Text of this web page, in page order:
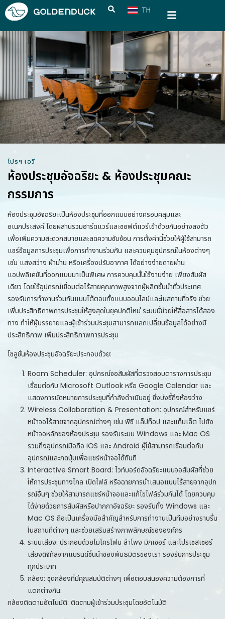
TH
CN
โปรฯ เอวี
ห้องประชุมอัจฉริยะ & ห้องประชุมคณะ
กรรมการ
ห้องประชุมอัจฉริยะเป็นห้องประชุมที่ออกแบบอย่างครอบคลุมและ
อเนกประสงค์ โดยผสานรวมฮาร์ดแวร์และซอฟต์แวร์เข้าด้วยกันอย่างลงตัว
เพื่อเพิ่มความสะดวกสบายและลดความซับซ้อน การตั้งค่านี้ช่วยให้ผู้ใช้สามารถ
แชร์ข้อมูลการประชุมเพื่อการทำงานร่วมกัน และควบคุมอุปกรณ์ในห้องต่างๆ
เช่น แสงสว่าง ผ้าม่าน หรือเครื่องปรับอากาศ ได้อย่างง่ายดายผ่าน
แอปพลิเคชันที่ออกแบบมาเป็นพิเศษ การควบคุมนั้นใช้งานง่าย เพียงสัมผัส
เดียว โดยใช้อุปกรณ์เชื่อมต่อไร้สายคุณภาพสูงจากผู้ผลิตชั้นนำทั่วประเทศ
รองรับการทำงานร่วมกันแบบโต้ตอบทั้งแบบออนไลน์และในสถานที่จริง ช่วย
เพิ่มประสิทธิภาพการประชุมให้สูงสุดในยุคปกติใหม่ ระบบนี้ช่วยให้สื่อสารได้สอง
ทาง ทำให้ผู้บรรยายและผู้เข้าร่วมประชุมสามารถแลกเปลี่ยนข้อมูลได้อย่างมี
ประสิทธิภาพ เพิ่มประสิทธิภาพการประชุม
โซลูชั่นห้องประชุมอัจฉริยะประกอบด้วย:
Room Scheduler: อุปกรณ์จอสัมผัสที่ตรวจสอบตารางการประชุม
เชื่อมต่อกับ Microsoft Outlook หรือ Google Calendar และ
แสดงการนัดหมายการประชุมที่กำลังดำเนินอยู่ ซึ่งบ่งชี้ถึงห้องว่าง
Wireless Collaboration & Presentation: อุปกรณ์สำหรับแชร์
หน้าจอไร้สายจากอุปกรณ์ต่างๆ เช่น พีซี แล็ปท็อป และแท็บเล็ต ไปยัง
หน้าจอหลักของห้องประชุม รองรับระบบ Windows และ Mac OS
รวมถึงอุปกรณ์มือถือ iOS และ Android ผู้ใช้สามารถเชื่อมต่อกับ
อุปกรณ์และกดปุ่มเพื่อแชร์หน้าจอได้ทันที
Interactive Smart Board: ไวท์บอร์ดอัจฉริยะแบบจอสัมผัสที่ช่วย
ให้การประชุมทางไกล เปิดไฟล์ หรือฉายการนำเสนอแบบไร้สายจากอุปก
รณ์อื่นๆ ช่วยให้สามารถแชร์หน้าจอและแก้ไขไฟล์ร่วมกันได้ โดยควบคุม
ได้ง่ายด้วยการสัมผัสหรือปากกาอัจฉริยะ รองรับทั้ง Windows และ
Mac OS ถือเป็นเครื่องมือสำคัญสำหรับการทำงานเป็นทีมอย่างราบรื่น
ในสถานที่ต่างๆ และช่วยเสริมสร้างภาพลักษณ์ขององค์กร
ระบบเสียง: ประกอบด้วยไมโครโฟน ลำโพง มิกเซอร์ และโปรเซสเซอร์
เสียงดิจิทัลจากแบรนด์ชั้นนำของพันธมิตรของเรา รองรับการประชุม
ทุกประเภท
กล้อง: ชุดกล้องที่มีคุณสมบัติต่างๆ เพื่อตอบสนองความต้องการที่
แตกต่างกัน:
กล้องติดตามอัตโนมัติ: ติดตามผู้เข้าร่วมประชุมโดยอัตโนมัติ